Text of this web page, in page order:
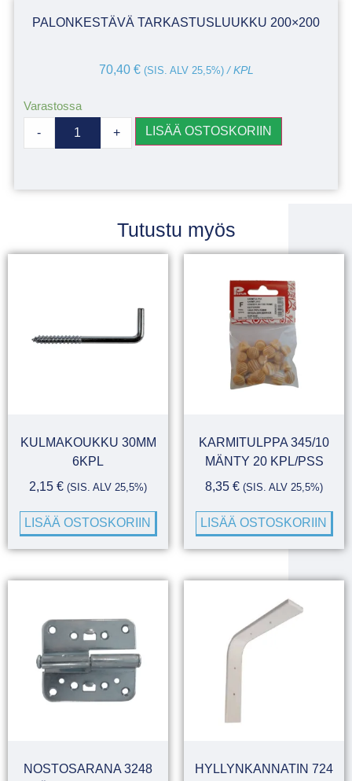
PALONKESTÄVÄ TARKASTUSLUUKKU 200×200
70,40 € (SIS. ALV 25,5%)/ KPL
Varastossa
- + LISÄÄ OSTOSKORIIN
Tutustu myös
KULMAKOUKKU 30MM
6KPL
2,15 € (SIS. ALV 25,5%)
LISÄÄ OSTOSKORIIN
KARMITULPPA 345/10
MÄNTY 20 KPL/PSS
8,35 € (SIS. ALV 25,5%)
LISÄÄ OSTOSKORIIN
NOSTOSARANA 3248
HYLLYNKANNATIN 724